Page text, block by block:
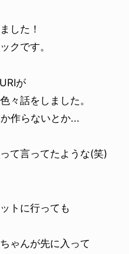
した！
クです。
が
々話をしました。
作らないとか...
て言ってたような(笑)
トに行っても
ゃんが先に入って